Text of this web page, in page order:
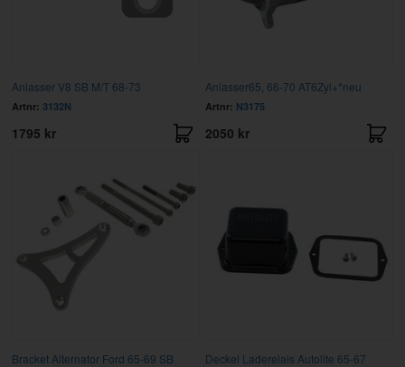
Anlasser V8 SB M/T 68-73
Artnr: 3132N
1795 kr
Anlasser65, 66-70 AT6Zyl+*neu
Artnr: N3175
2050 kr
Bracket Alternator Ford 65-69 SB
Deckel Laderelais Autolite 65-67